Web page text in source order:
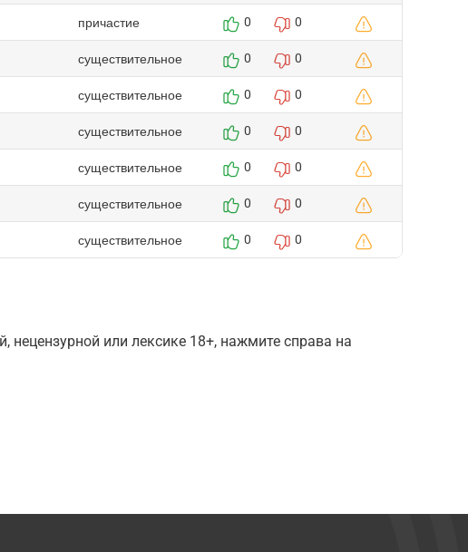
причастие 0 0
существительное 0 0
существительное 0 0
существительное 0 0
существительное 0 0
существительное 0 0
существительное 0 0
или лексике 18+, нажмите справа на